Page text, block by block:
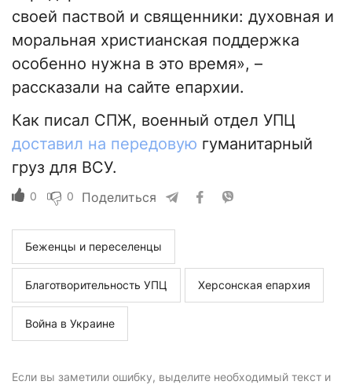
своей паствой и священники: духовная и
моральная христианская поддержка
особенно нужна в это время», –
рассказали на сайте епархии.
Как писал СПЖ, военный отдел УПЦ
доставил на передовую гуманитарный
груз для ВСУ.
0 0 Поделиться
Беженцы и переселенцы
Благотворительность УПЦ Херсонская епархия
Война в Украине
Если вы заметили ошибку, выделите необходимый текст и